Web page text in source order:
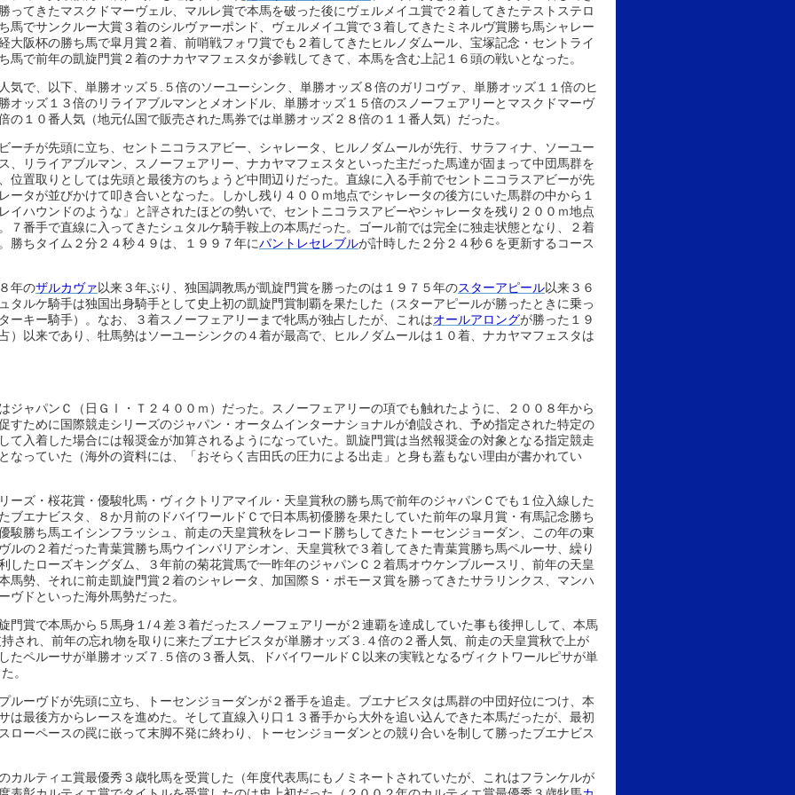
ってきたマスクドマーヴェル、マルレ賞で本馬を破った後にヴェルメイユ賞で２着してきたテストステロ
馬でサンクルー大賞３着のシルヴァーポンド、ヴェルメイユ賞で３着してきたミネルヴ賞勝ち馬シャレー
大阪杯の勝ち馬で皐月賞２着、前哨戦フォワ賞でも２着してきたヒルノダムール、宝塚記念・セントライ
馬で前年の凱旋門賞２着のナカヤマフェスタが参戦してきて、本馬を含む上記１６頭の戦いとなった。
気で、以下、単勝オッズ５.５倍のソーユーシンク、単勝オッズ８倍のガリコヴァ、単勝オッズ１１倍のヒ
オッズ１３倍のリライアブルマンとメオンドル、単勝オッズ１５倍のスノーフェアリーとマスクドマーヴ
の１０番人気（地元仏国で販売された馬券では単勝オッズ２８倍の１１番人気）だった。
ーチが先頭に立ち、セントニコラスアビー、シャレータ、ヒルノダムールが先行、サラフィナ、ソーユー
、リライアブルマン、スノーフェアリー、ナカヤマフェスタといった主だった馬達が固まって中団馬群を
位置取りとしては先頭と最後方のちょうど中間辺りだった。直線に入る手前でセントニコラスアビーが先
ータが並びかけて叩き合いとなった。しかし残り４００ｍ地点でシャレータの後方にいた馬群の中から１
イハウンドのような」と評されたほどの勢いで、セントニコラスアビーやシャレータを残り２００ｍ地点
７番手で直線に入ってきたシュタルケ騎手鞍上の本馬だった。ゴール前では完全に独走状態となり、２着
勝ちタイム２分２４秒４９は、１９９７年にパントレセレブルが計時した２分２４秒６を更新するコース
年のザルカヴァ以来３年ぶり、独国調教馬が凱旋門賞を勝ったのは１９７５年のスターアピール以来３６
タルケ騎手は独国出身騎手として史上初の凱旋門賞制覇を果たした（スターアピールが勝ったときに乗っ
ーキー騎手）。なお、３着スノーフェアリーまで牝馬が独占したが、これはオールアロングが勝った１９
）以来であり、牡馬勢はソーユーシンクの４着が最高で、ヒルノダムールは１０着、ナカヤマフェスタは
ジャパンＣ（日ＧⅠ・Ｔ２４００ｍ）だった。スノーフェアリーの項でも触れたように、２００８年から
すために国際競走シリーズのジャパン・オータムインターナショナルが創設され、予め指定された特定の
て入着した場合には報奨金が加算されるようになっていた。凱旋門賞は当然報奨金の対象となる指定競走
なっていた（海外の資料には、「おそらく吉田氏の圧力による出走」と身も蓋もない理由が書かれてい
ーズ・桜花賞・優駿牝馬・ヴィクトリアマイル・天皇賞秋の勝ち馬で前年のジャパンＣでも１位入線した
ブエナビスタ、８か月前のドバイワールドＣで日本馬初優勝を果たしていた前年の皐月賞・有馬記念勝ち
駿勝ち馬エイシンフラッシュ、前走の天皇賞秋をレコード勝ちしてきたトーセンジョーダン、この年の東
ルの２着だった青葉賞勝ち馬ウインバリアシオン、天皇賞秋で３着してきた青葉賞勝ち馬ペルーサ、繰り
したローズキングダム、３年前の菊花賞馬で一昨年のジャパンＣ２着馬オウケンブルースリ、前年の天皇
馬勢、それに前走凱旋門賞２着のシャレータ、加国際Ｓ・ポモーヌ賞を勝ってきたサラリンクス、マンハ
ヴドといった海外馬勢だった。
門賞で本馬から５馬身１/４差３着だったスノーフェアリーが２連覇を達成していた事も後押しして、本馬
され、前年の忘れ物を取りに来たブエナビスタが単勝オッズ３.４倍の２番人気、前走の天皇賞秋で上が
たペルーサが単勝オッズ７.５倍の３番人気、ドバイワールドＣ以来の実戦となるヴィクトワールピサが単
。
ルーヴドが先頭に立ち、トーセンジョーダンが２番手を追走。ブエナビスタは馬群の中団好位につけ、本
は最後方からレースを進めた。そして直線入り口１３番手から大外を追い込んできた本馬だったが、最初
ローペースの罠に嵌って末脚不発に終わり、トーセンジョーダンとの競り合いを制して勝ったブエナビス
カルティエ賞最優秀３歳牝馬を受賞した（年度代表馬にもノミネートされていたが、これはフランケルが